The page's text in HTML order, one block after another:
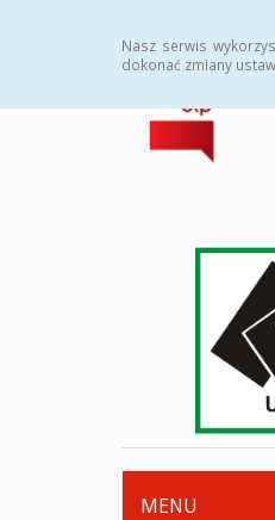
Nasz serwis
dokonać zmiany
MENU